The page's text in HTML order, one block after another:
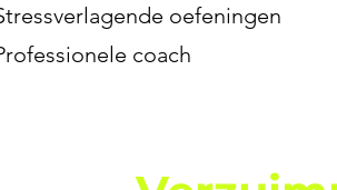
oefeningen
coach